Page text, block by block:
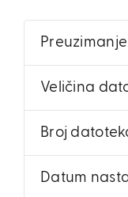
Preuzimanje
Veličina
Broj
Datum